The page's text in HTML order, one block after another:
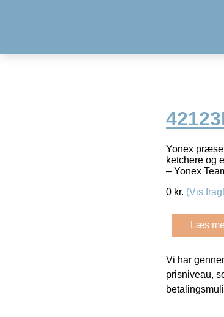
Yonex
ketchere og
– Yonex
0 kr. (Vis
Læs
Vi har
prisniveau,